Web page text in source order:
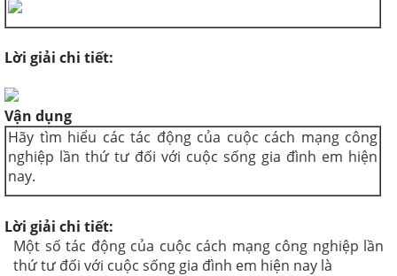
Lời giải chi tiết:
Vận dụng
Hãy tìm hiểu các tác động của cuộc cách mạng công
nghiệp lần thứ tư đối với cuộc sống gia đình em hiện
nay.
Lời giải chi tiết:
Một số tác động của cuộc cách mạng công nghiệp lần
thứ tư đối với cuộc sống gia đình em hiện nay là